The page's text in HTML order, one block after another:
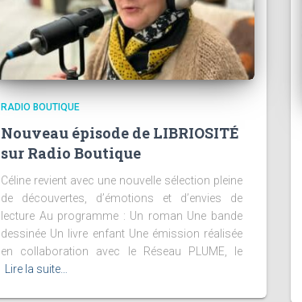
RADIO BOUTIQUE
Nouveau épisode de LIBRIOSITÉ
sur Radio Boutique
Céline revient avec une nouvelle sélection pleine
de découvertes, d’émotions et d’envies de
lecture Au programme : Un roman Une bande
dessinée Un livre enfant Une émission réalisée
en collaboration avec le Réseau PLUME, le
Lire la suite…